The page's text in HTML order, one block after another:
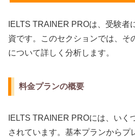
IELTS TRAINER PROは、受験者
資です。このセクションでは、そ
について詳しく分析します。
料金プランの概要
IELTS TRAINER PROには、いく
されています。基本プランからプ